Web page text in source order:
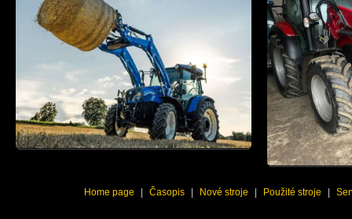
Home page Časopis Nové stroje Použité stroje